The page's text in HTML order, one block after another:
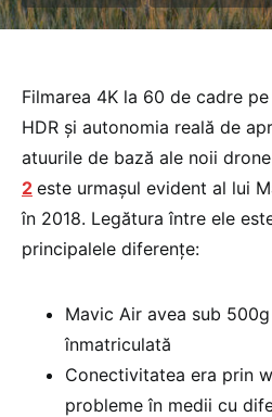
Filmarea 4K la 60 de cadre
HDR și autonomia reală de
atuurile de bază ale noii
2 este urmașul evident al lui
în 2018. Legătura între ele
principalele diferențe:
Mavic Air avea sub
înmatriculată
Conectivitatea era prin
probleme în medii cu